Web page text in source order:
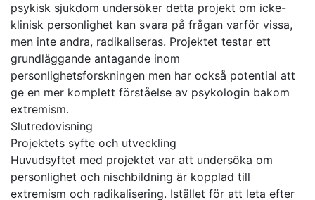
psykisk sjukdom undersöker detta projekt om icke-
klinisk personlighet kan svara på frågan varför vissa,
men inte andra, radikaliseras. Projektet testar ett
grundläggande antagande inom
personlighetsforskningen men har också potential att
ge en mer komplett förståelse av psykologin bakom
extremism.
Slutredovisning
Projektets syfte och utveckling
Huvudsyftet med projektet var att undersöka om
personlighet och nischbildning är kopplad till
extremism och radikalisering. Istället för att leta efter